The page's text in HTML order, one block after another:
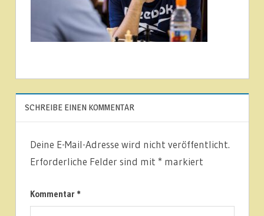
SCHREIBE EINEN KOMMENTAR
Deine E-Mail-Adresse wird nicht veröffentlicht.
Erforderliche Felder sind mit * markiert
Kommentar *